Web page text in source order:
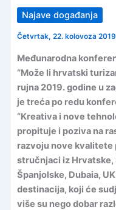
Najave događanja
Četvrtak, 22. kolovoza
Međunarodna
“Može li hrvatski
rujna 2019. godine u
je treća po redu
“Kreativa i nove
propituje i poziva na
razvoju nove
stručnjaci iz Hrvatske,
Španjolske, Dubaia,
destinacija, koji će
više su nego dobar